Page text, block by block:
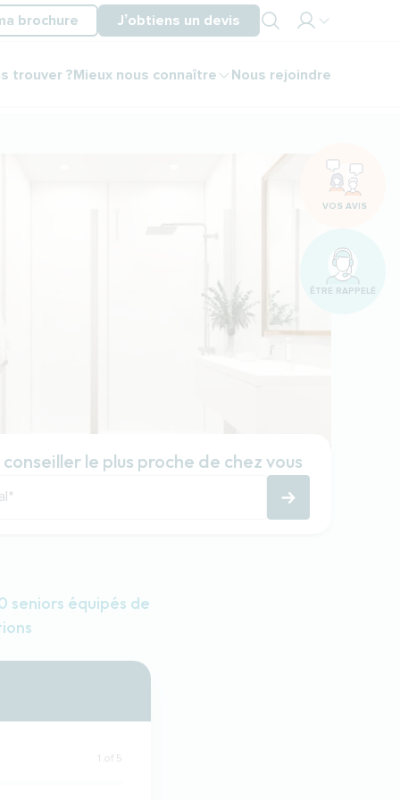
brochure
J’obtiens un devis
espace
trouver ?Mieux nous connaître Nous rejoindre
le plus proche de chez vous
*
seniors équipés de
1 of 5
VOS AVIS
ÊTRE RAPPELÉ